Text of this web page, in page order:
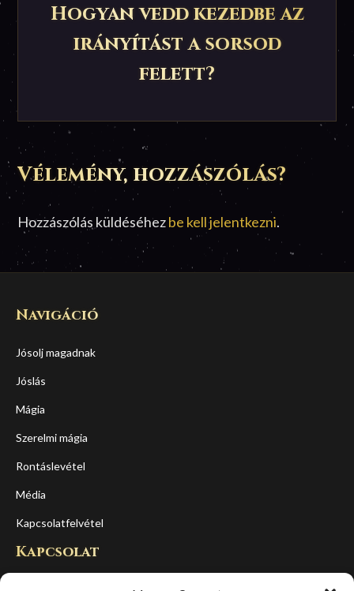
Hogyan vedd kezedbe az
irányítást a sorsod
felett?
Vélemény, hozzászólás?
Hozzászólás küldéséhezbe kell jelentkezni.
Navigáció
Jósolj magadnak
Jóslás
Mágia
Szerelmi mágia
Rontáslevétel
Média
Kapcsolatfelvétel
Kapcsolat